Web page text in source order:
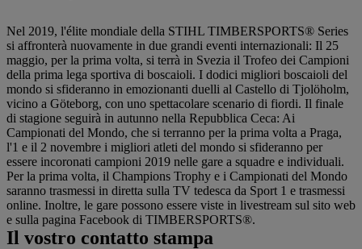
Nel 2019, l'élite mondiale della STIHL TIMBERSPORTS® Series
si affronterà nuovamente in due grandi eventi internazionali: Il 25
maggio, per la prima volta, si terrà in Svezia il Trofeo dei Campioni
della prima lega sportiva di boscaioli. I dodici migliori boscaioli del
mondo si sfideranno in emozionanti duelli al Castello di Tjolöholm,
vicino a Göteborg, con uno spettacolare scenario di fiordi. Il finale
di stagione seguirà in autunno nella Repubblica Ceca: Ai
Campionati del Mondo, che si terranno per la prima volta a Praga,
l'1 e il 2 novembre i migliori atleti del mondo si sfideranno per
essere incoronati campioni 2019 nelle gare a squadre e individuali.
Per la prima volta, il Champions Trophy e i Campionati del Mondo
saranno trasmessi in diretta sulla TV tedesca da Sport 1 e trasmessi
online. Inoltre, le gare possono essere viste in livestream sul sito web
e sulla pagina Facebook di TIMBERSPORTS®.
Il vostro contatto stampa